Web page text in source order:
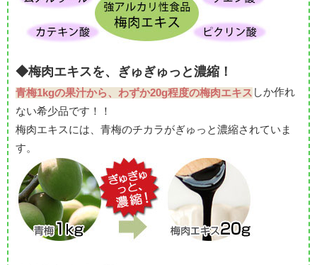
◆梅肉エキスを、ぎゅぎゅっと濃縮！
青梅1kgの果汁から、わずか20g程度の梅肉エキス しか作れ
ない希少品です！！
梅肉エキスには、青梅のチカラがぎゅっと濃縮されていま
す。